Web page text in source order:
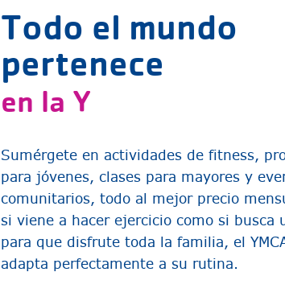
Todo el mundo
pertenece
en la Y
Sumérgete en actividades de fitness,
para jóvenes, clases para mayores y
comunitarios, todo al mejor precio
si viene a hacer ejercicio como si busca
para que disfrute toda la familia, el
adapta perfectamente a su rutina.